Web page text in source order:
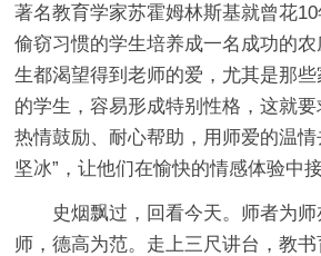
著名教育学家苏霍姆林斯基就曾花
偷窃习惯的学生培养成一名成功的
生都渴望得到老师的爱，尤其是那
的学生，容易形成特别性格，这就要
热情鼓励、耐心帮助，用师爱的温情
坚冰”，让他们在愉快的情感体验中
史烟飘过，回看今天。师者为
师，德高为范。走上三尺讲台，教